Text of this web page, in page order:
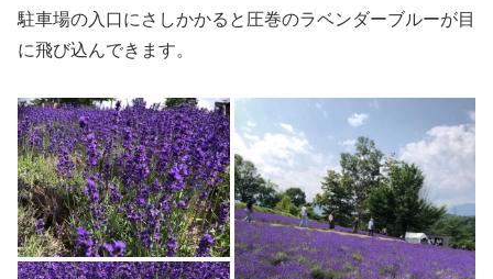
駐車場の入口にさしかかると圧巻のラベンダーブルーが目
に飛び込んできます。